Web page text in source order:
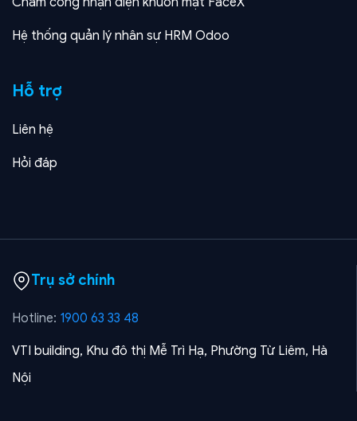
Hệ thống quản lý nhân sự HRM Odoo
Hỗ trợ
Liên hệ
Hỏi đáp
Trụ sở chính
Hotline: 1900 63 33 48
VTI building, Khu đô thị Mễ Trì Hạ, Phường Từ Liêm, Hà
Nội